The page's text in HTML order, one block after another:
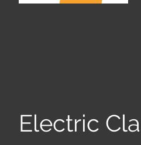
Electric